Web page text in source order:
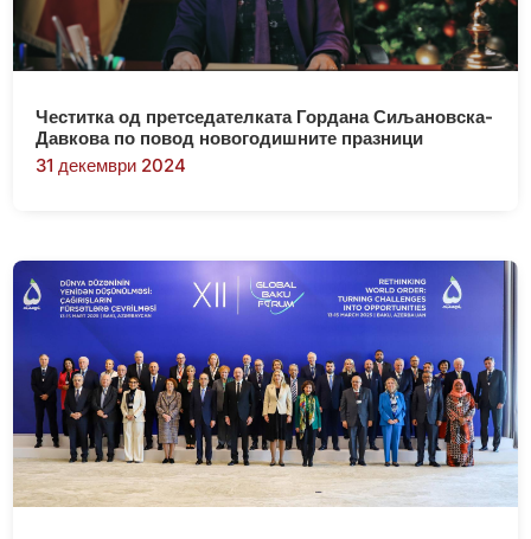
Честитка од претседателката Гордана Сиљановска-
Давкова по повод новогодишните празници
31 декември 2024